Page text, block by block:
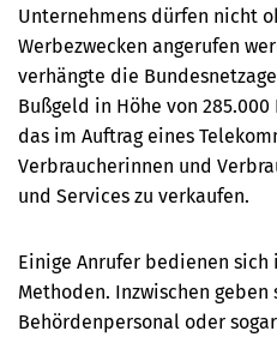
Unternehmens dürfen nicht
Werbezwecken angerufen
verhängte die
Bußgeld in Höhe von
das im Auftrag eines
Verbraucherinnen und
und Services zu verkaufen.
Einige Anrufer bedienen
Methoden. Inzwischen geben
Behördenpersonal oder sogar